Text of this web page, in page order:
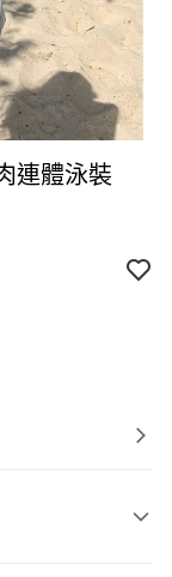
連體泳裝